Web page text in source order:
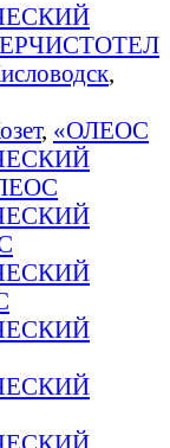
,
, «ОЛЕОС